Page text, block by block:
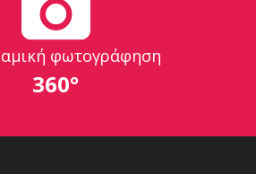
φωτογράφηση
360°